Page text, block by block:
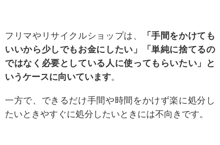
フリマやリサイクルショップは、
「手間をかけても
いいから少しでもお金にしたい」「単純に捨てるの
ではなく必要としている人に使ってもらいたい」と
いうケースに向いています。
一方で、できるだけ手間や時間をかけず楽に処分し
たいときやすぐに処分したいときには不向きです。